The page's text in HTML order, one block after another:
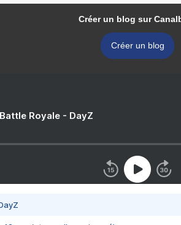
Créer un blog sur
Créer un blog
Royale - DayZ